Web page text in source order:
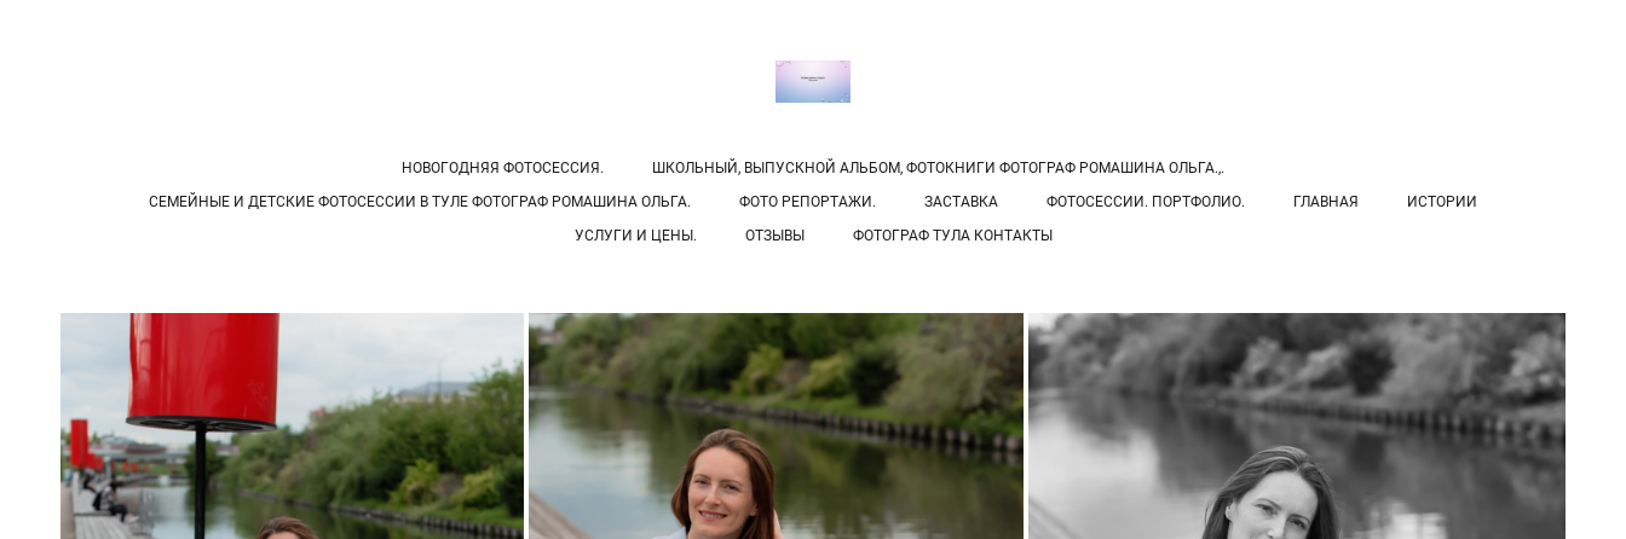
НОВОГОДНЯЯ ФОТОСЕССИЯ.
ШКОЛЬНЫЙ, ВЫПУСКНОЙ АЛЬБОМ, ФОТОКНИГИ ФОТОГРАФ РОМАШИНА ОЛЬГА.,.
СЕМЕЙНЫЕ И ДЕТСКИЕ ФОТОСЕССИИ В ТУЛЕ ФОТОГРАФ РОМАШИНА ОЛЬГА.
ФОТО РЕПОРТАЖИ. ЗАСТАВКА ФОТОСЕССИИ. ПОРТФОЛИО. ГЛАВНАЯ
ИСТОРИИ
УСЛУГИ И ЦЕНЫ.
ОТЗЫВЫ ФОТОГРАФ ТУЛА КОНТАКТЫ